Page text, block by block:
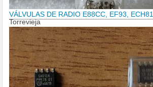
VÁLVULAS DE RADIO E88CC, EF93, ECH81
Torrevieja